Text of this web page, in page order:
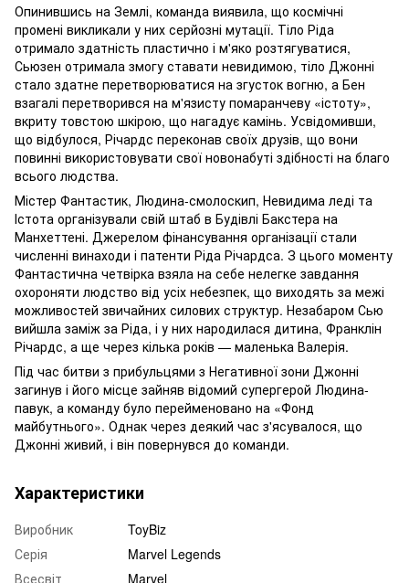
Опинившись на Землі, команда виявила, що космічні
промені викликали у них серйозні мутації. Тіло Ріда
отримало здатність пластично і м'яко розтягуватися,
Сьюзен отримала змогу ставати невидимою, тіло Джонні
стало здатне перетворюватися на згусток вогню, а Бен
взагалі перетворився на м'язисту помаранчеву «істоту»,
вкриту товстою шкірою, що нагадує камінь. Усвідомивши,
що відбулося, Річардс переконав своїх друзів, що вони
повинні використовувати свої новонабуті здібності на благо
всього людства.
Містер Фантастик, Людина-смолоскип, Невидима леді та
Істота організували свій штаб в Будівлі Бакстера на
Манхеттені. Джерелом фінансування організації стали
численні винаходи і патенти Ріда Річардса. З цього моменту
Фантастична четвірка взяла на себе нелегке завдання
охороняти людство від усіх небезпек, що виходять за межі
можливостей звичайних силових структур. Незабаром Сью
вийшла заміж за Ріда, і у них народилася дитина, Франклін
Річардс, а ще через кілька років — маленька Валерія.
Під час битви з прибульцями з Негативної зони Джонні
загинув і його місце зайняв відомий супергерой Людина-
павук, а команду було перейменовано на «Фонд
майбутнього». Однак через деякий час з'ясувалося, що
Джонні живий, і він повернувся до команди.
Характеристики
Виробник
ToyBiz
Серія
Marvel Legends
Всесвіт
Marvel